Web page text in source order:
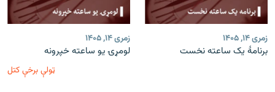
زمری ۱۴, ۱۴۰۵
برنامۀ یک ساعته نخست
زمری ۱۴, ۱۴۰۵
لومړۍ یو ساعته خپرونه
ټولې برخې کتل